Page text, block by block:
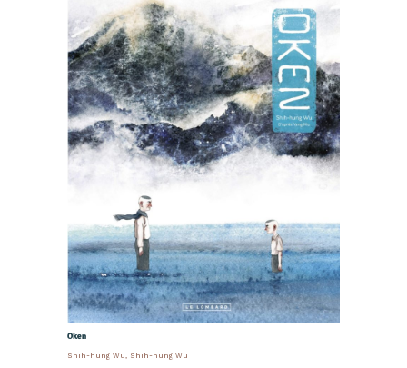
Oken
Shih-hung Wu Shih-hung Wu